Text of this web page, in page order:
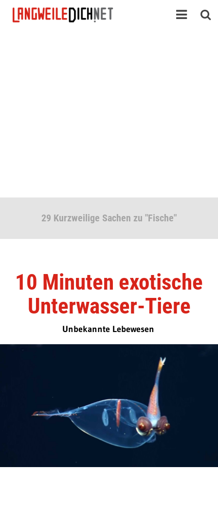
29 Kurzweilige Sachen zu "Fische"
10 Minuten exotische
Unterwasser-Tiere
Unbekannte Lebewesen